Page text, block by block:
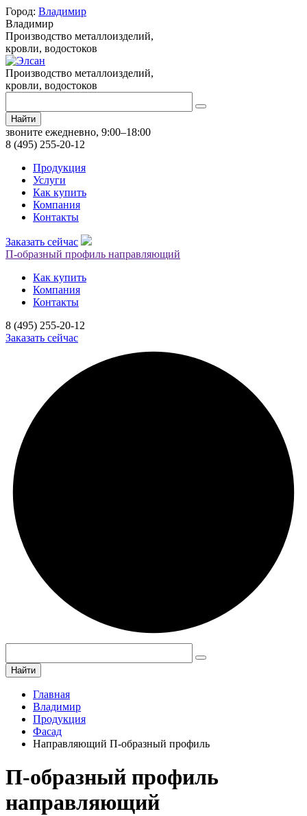
Город: Владимир
Владимир
Производство металлоизделий,
кровли, водостоков
Производство металлоизделий,
кровли, водостоков
Найти
звоните ежедневно, 9:00–18:00
8 (495) 255-20-12
Продукция
Услуги
Как купить
Компания
Контакты
Заказать сейчас
П-образный профиль направляющий
Как купить
Компания
Контакты
8 (495) 255-20-12
Заказать сейчас
Найти
Главная
Владимир
Продукция
Фасад
Направляющий П-образный профиль
П-образный профиль
направляющий